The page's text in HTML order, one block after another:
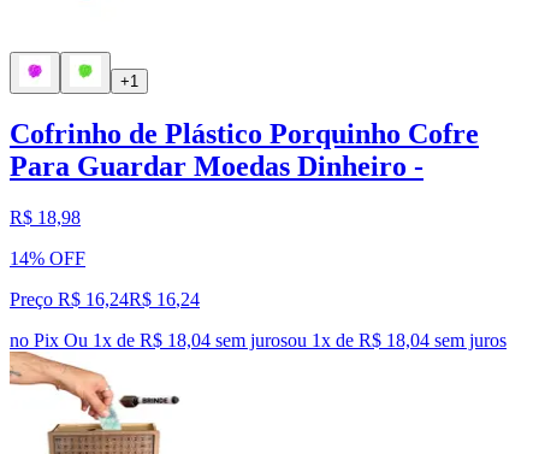
+1
Cofrinho de Plástico Porquinho Cofre
Para Guardar Moedas Dinheiro -
R$ 18,98
14% OFF
Preço R$ 16,24R$ 16,24
no Pix Ou 1x de R$ 18,04 sem jurosou 1x de R$ 18,04 sem juros